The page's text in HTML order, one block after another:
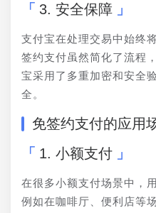
3. 安全保障
支付宝在处理交易中始终
签约支付虽然简化了流程
宝采用了多重加密和安全
全。
免签约支付的应用
1. 小额支付
在很多小额支付场景中，
例如在咖啡厅、便利店等